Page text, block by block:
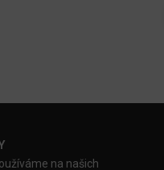
na našich